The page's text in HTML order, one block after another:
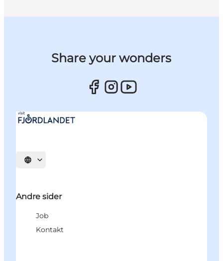
Share your wonders
Vælg sprog
Andre sider
Job
Kontakt